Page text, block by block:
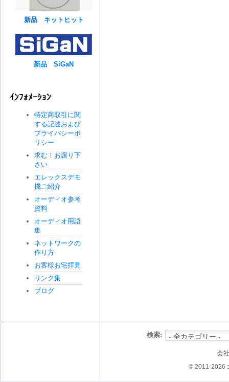
新品 キットヒット
新品 SiGaN
ｲﾝﾌｫﾒｰｼｮﾝ
特定商取引に関
する記述および
プライバシーポ
リシー
求む！お譲り下
さい
エレックスデモ
機ご紹介
オーディオ参考
資料
オーディオ用語
集
ネットワークの
作り方
お客様お宅拝見
リンク集
ブログ
検索:
会
© 2011-2026